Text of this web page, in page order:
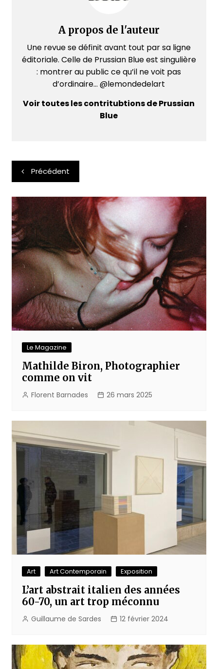
A propos de l'auteur
Une revue se définit avant tout par sa ligne
éditoriale. Celle de Prussian Blue est singulière
: montrer au public ce qu’il ne voit pas
d’ordinaire... @lemondedelart
Voir toutes les contritubtions de Prussian
Blue
Navigation
de
l’article
Précédent
Le Magazine
Mathilde Biron, Photographier
comme on vit
Florent Barnades 26 mars 2025
Art Art Contemporain Exposition
L’art abstrait italien des années
60-70, un art trop méconnu
Guillaume de Sardes 12 février 2024